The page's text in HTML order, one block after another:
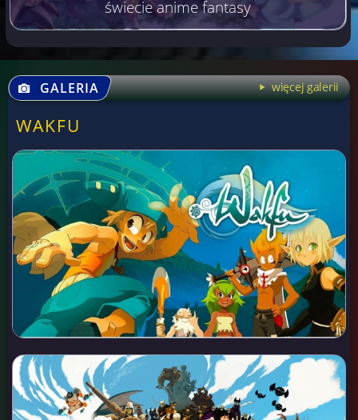
świecie anime fantasy
GALERIA więcej galerii
WAKFU